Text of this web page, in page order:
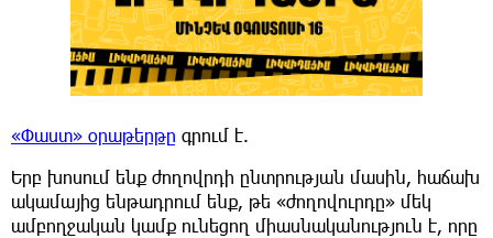
«Փաստ» օրաթերթը գրում է.
Երբ խոսում ենք ժողովրդի ընտրության մասին, հաճախ
ակամայից ենթադրում ենք, թե «ժողովուրդը» մեկ
ամբողջական կամք ունեցող միասնականություն է, որը